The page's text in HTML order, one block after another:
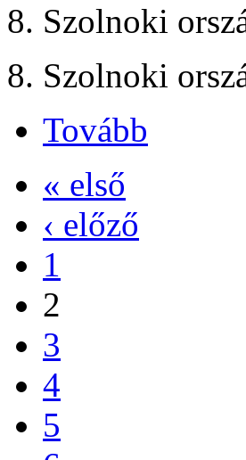
8. Szolnoki
8. Szolnoki
Tovább
« első
‹ előző
1
2
3
4
5